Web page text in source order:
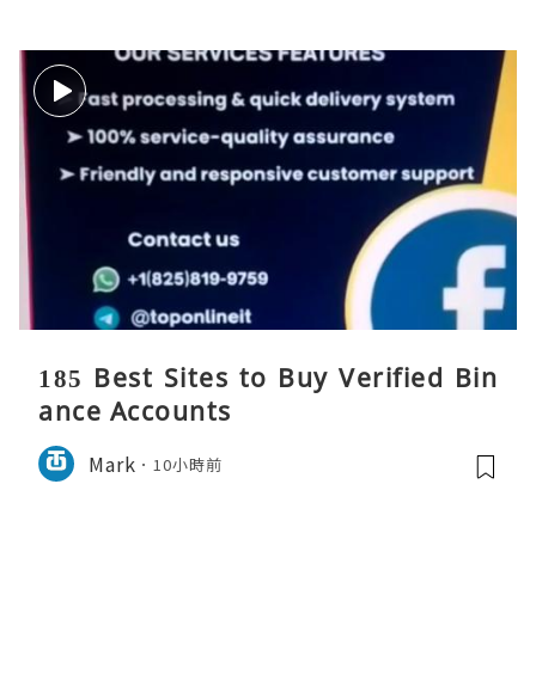
185 Best Sites to Buy Verified Bin
ance Accounts
Mark 10小時前